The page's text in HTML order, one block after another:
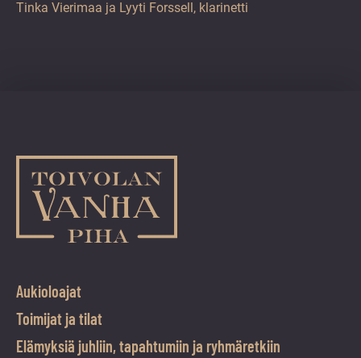
Tinka Vierimaa ja Lyyti Forssell, klarinetti
Aukioloajat
Toimijat ja tilat
Elämyksiä juhliin, tapahtumiin ja ryhmäretkiin